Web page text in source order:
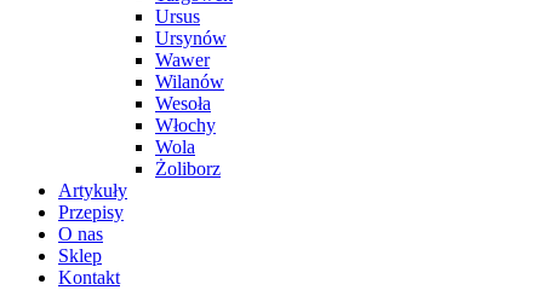
Ursus
Ursynów
Wawer
Wilanów
Wesoła
Włochy
Wola
Żoliborz
Artykuły
Przepisy
O nas
Sklep
Kontakt